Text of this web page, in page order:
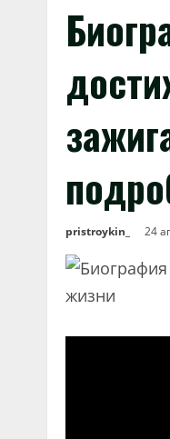
pristroykin_ 24